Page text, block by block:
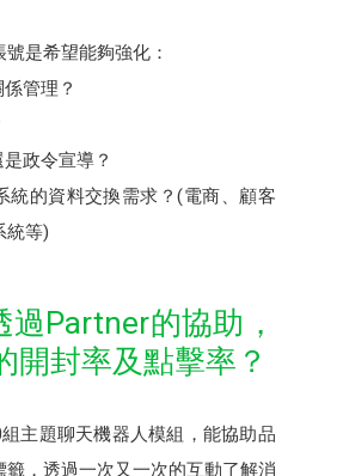
是希望能夠強化：
管理？
政令宣導？
的資料交換需求？(電商、顧客
統等)
過Partner的協助，
開封率及點擊率？
主題聊天機器人模組，能協助品
籤，透過一次又一次的互動了解消